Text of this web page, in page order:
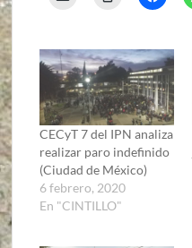
CECyT 7 del IPN analiza
realizar paro indefinido
(Ciudad de México)
6 febrero, 2020
En "CINTILLO"